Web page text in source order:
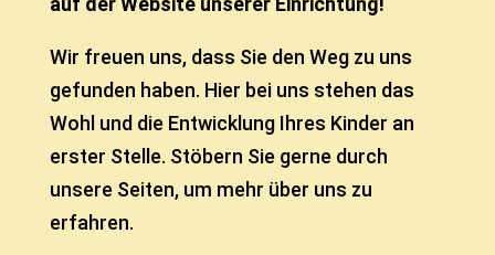
Wir freuen uns, dass Sie den Weg zu uns
gefunden haben. Hier bei uns stehen das
Wohl und die Entwicklung Ihres Kinder an
erster Stelle. Stöbern Sie gerne durch
unsere Seiten, um mehr über uns zu
erfahren.